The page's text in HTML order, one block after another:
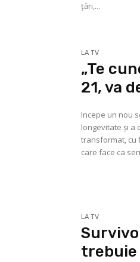
țări,...
LA TV
„Te
21, va
Incepe un nou
longevitate și a
transformat, cu
care face ca
LA TV
trebuie